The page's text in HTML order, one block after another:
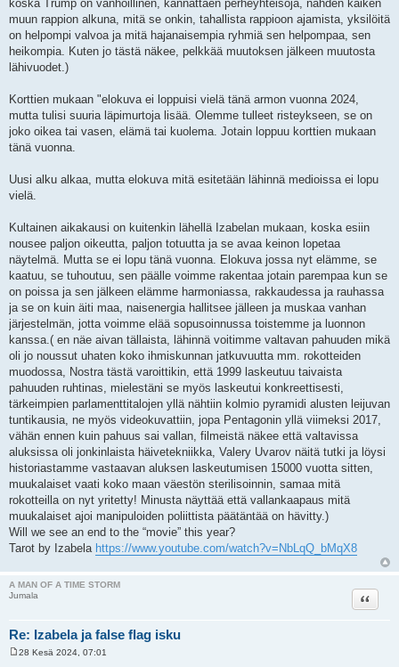
koska Trump on vanhoillinen, kannattaen perheyhteisöjä, nähden kaiken
muun rappion alkuna, mitä se onkin, tahallista rappioon ajamista, yksilöitä
on helpompi valvoa ja mitä hajanaisempia ryhmiä sen helpompaa, sen
heikompia. Kuten jo tästä näkee, pelkkää muutoksen jälkeen muutosta
lähivuodet.)
Korttien mukaan "elokuva ei loppuisi vielä tänä armon vuonna 2024,
mutta tulisi suuria läpimurtoja lisää. Olemme tulleet risteykseen, se on
joko oikea tai vasen, elämä tai kuolema. Jotain loppuu korttien mukaan
tänä vuonna.
Uusi alku alkaa, mutta elokuva mitä esitetään lähinnä medioissa ei lopu
vielä.
Kultainen aikakausi on kuitenkin lähellä Izabelan mukaan, koska esiin
nousee paljon oikeutta, paljon totuutta ja se avaa keinon lopetaa
näytelmä. Mutta se ei lopu tänä vuonna. Elokuva jossa nyt elämme, se
kaatuu, se tuhoutuu, sen päälle voimme rakentaa jotain parempaa kun se
on poissa ja sen jälkeen elämme harmoniassa, rakkaudessa ja rauhassa
ja se on kuin äiti maa, naisenergia hallitsee jälleen ja muskaa vanhan
järjestelmän, jotta voimme elää sopusoinnussa toistemme ja luonnon
kanssa.( en näe aivan tällaista, lähinnä voitimme valtavan pahuuden mikä
oli jo noussut uhaten koko ihmiskunnan jatkuvuutta mm. rokotteiden
muodossa, Nostra tästä varoittikin, että 1999 laskeutuu taivaista
pahuuden ruhtinas, mielestäni se myös laskeutui konkreettisesti,
tärkeimpien parlamenttitalojen yllä nähtiin kolmio pyramidi alusten leijuvan
tuntikausia, ne myös videokuvattiin, jopa Pentagonin yllä viimeksi 2017,
vähän ennen kuin pahuus sai vallan, filmeistä näkee että valtavissa
aluksissa oli jonkinlaista häivetekniikka, Valery Uvarov näitä tutki ja löysi
historiastamme vastaavan aluksen laskeutumisen 15000 vuotta sitten,
muukalaiset vaati koko maan väestön sterilisoinnin, samaa mitä
rokotteilla on nyt yritetty! Minusta näyttää että vallankaapaus mitä
muukalaiset ajoi manipuloiden poliittista päätäntää on hävitty.)
Will we see an end to the “movie” this year?
Tarot by Izabela https://www.youtube.com/watch?v=NbLqQ_bMqX8
A MAN OF A TIME STORM
Jumala
Re: Izabela ja false flag isku
Lainaa
28 Kesä 2024, 07:01